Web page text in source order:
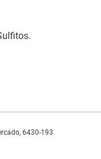
6430-193